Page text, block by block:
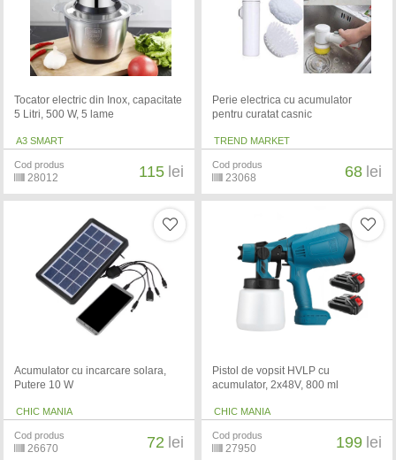
Tocator electric din Inox, capacitate
5 Litri, 500 W, 5 lame
A3 SMART
Cod produs
28012 115 lei
Perie electrica cu acumulator
pentru curatat casnic
TREND MARKET
Cod produs
23068 68 lei
Acumulator cu incarcare solara,
Putere 10 W
CHIC MANIA
Cod produs
26670 72 lei
Pistol de vopsit HVLP cu
acumulator, 2x48V, 800 ml
CHIC MANIA
Cod produs
27950 199 lei